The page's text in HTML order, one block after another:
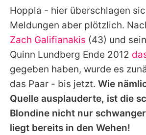
Redaktionelle
Impressum
Utiq verwalten
Hoppla - hier überschlagen
Meldungen aber plötzlich.
Zach Galifianakis (43) und
Quinn Lundberg Ende 2012
gegeben haben, wurde es
das Paar - bis jetzt. Wie
Quelle ausplauderte, ist die
Blondine nicht nur
liegt bereits in den Wehen!